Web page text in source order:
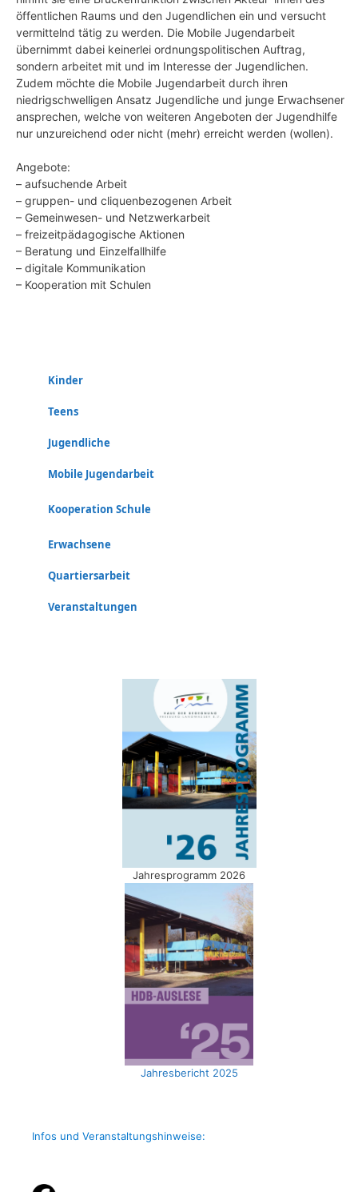
öffentlichen Raums und den Jugendlichen ein und versucht
vermittelnd tätig zu werden. Die Mobile Jugendarbeit
übernimmt dabei keinerlei ordnungspolitischen Auftrag,
sondern arbeitet mit und im Interesse der Jugendlichen.
Zudem möchte die Mobile Jugendarbeit durch ihren
niedrigschwelligen Ansatz Jugendliche und junge Erwachsener
ansprechen, welche von weiteren Angeboten der Jugendhilfe
nur unzureichend oder nicht (mehr) erreicht werden (wollen).
Angebote:
– aufsuchende Arbeit
– gruppen- und cliquenbezogenen Arbeit
– Gemeinwesen- und Netzwerkarbeit
– freizeitpädagogische Aktionen
– Beratung und Einzelfallhilfe
– digitale Kommunikation
– Kooperation mit Schulen
Kinder
Teens
Jugendliche
Mobile Jugendarbeit
Kooperation Schule
Erwachsene
Quartiersarbeit
Veranstaltungen
Jahresprogramm 2026
Jahresbericht 2025
Infos und Veranstaltungshinweise: